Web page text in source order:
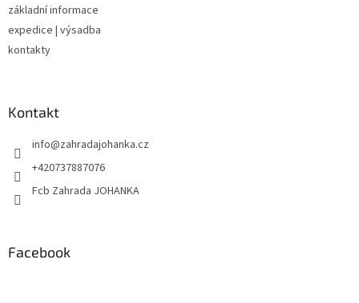
základní informace
expedice | výsadba
kontakty
Kontakt
info@zahradajohanka.cz
+420737887076
Fcb Zahrada JOHANKA
Facebook